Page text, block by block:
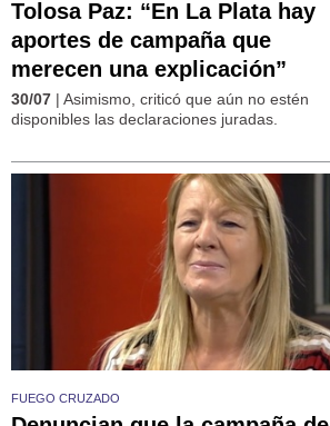
Tolosa Paz: “En La Plata hay
aportes de campaña que
merecen una explicación”
30/07 | Asimismo, criticó que aún no estén
disponibles las declaraciones juradas.
FUEGO CRUZADO